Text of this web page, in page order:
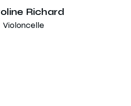
Richard
Violoncelle